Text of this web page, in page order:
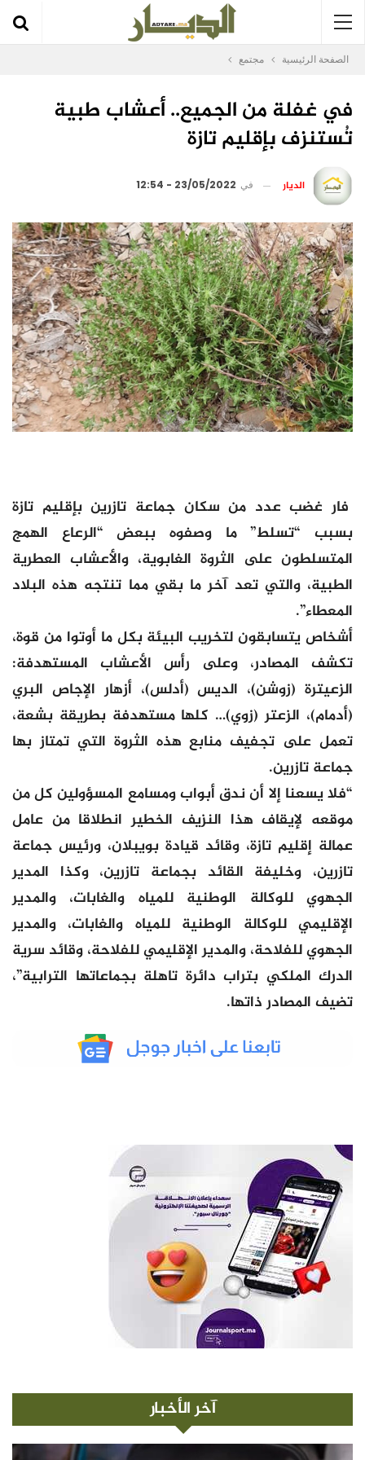
الصفحة الرئيسية مجتمع
في غفلة من الجميع.. أعشاب طبية
تُستنزف بإقليم تازة
الديار في 23/05/2022 - 12:54
فار غضب عدد من سكان جماعة تازرين بإقليم تازة
بسبب “تسلط” ما وصفوه ببعض “الرعاع الهمج
المتسلطون على الثروة الغابوية، والأعشاب العطرية
الطبية، والتي تعد آخر ما بقي مما تنتجه هذه البلاد
المعطاء”.
أشخاص يتسابقون لتخريب البيئة بكل ما أوتوا من قوة،
تكشف المصادر، وعلى رأس الأعشاب المستهدفة:
الزعيترة (زوشن)، الديس (أدلس)، أزهار الإجاص البري
(أدمام)، الزعتر (زوي)… كلها مستهدفة بطريقة بشعة،
تعمل على تجفيف منابع هذه الثروة التي تمتاز بها
جماعة تازرين.
“فلا يسعنا إلا أن ندق أبواب ومسامع المسؤولين كل من
موقعه لإيقاف هذا النزيف الخطير انطلاقا من عامل
عمالة إقليم تازة، وقائد قيادة بويبلان، ورئيس جماعة
تازرين، وخليفة القائد بجماعة تازرين، وكذا المدير
الجهوي للوكالة الوطنية للمياه والغابات، والمدير
الإقليمي للوكالة الوطنية للمياه والغابات، والمدير
الجهوي للفلاحة، والمدير الإقليمي للفلاحة، وقائد سرية
الدرك الملكي بتراب دائرة تاهلة بجماعاتها الترابية”،
تضيف المصادر ذاتها.
آخر الأخبار